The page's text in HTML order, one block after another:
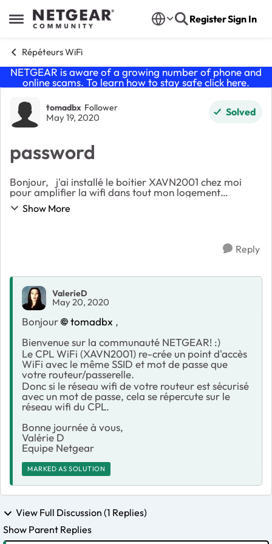
Open Side Menu
Skip to content RegisterSign In
Répéteurs WiFi
NETGEAR is aware of a growing number of phone and
online scams. To learn how to stay safe click here.
Forum Discussion
tomadbx Follower
May 19, 2020 Solved
password
Bonjour, j'ai installé le boitier XAVN2001 chez moi
pour amplifier la wifi dans tout mon logement
cependant j'ai bien un code sur mon boitier wifi mais je
n'ai pas de mot de passe pas sur le boit...
Show More
Reply
ValerieD
May 20, 2020
Bonjour tomadbx ,
Bienvenue sur la communauté NETGEAR! :)
Le CPL WiFi (XAVN2001) re-crée un point d'accès
WiFi avec le même SSID et mot de passe que
votre routeur/passerelle.
Donc si le réseau wifi de votre routeur est sécurisé
avec un mot de passe, cela se répercute sur le
réseau wifi du CPL.
Bonne journée à vous,
Valérie D
Equipe Netgear
MARKED AS SOLUTION
View Full Discussion (1 Replies)
Show Parent Replies